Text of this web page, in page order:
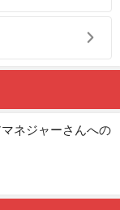
ネジャーさんへの